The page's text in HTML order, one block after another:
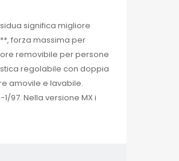
significa migliore
forza massima per
removibile per persone
regolabile con doppia
amovile e lavabile.
97. Nella versione MX i